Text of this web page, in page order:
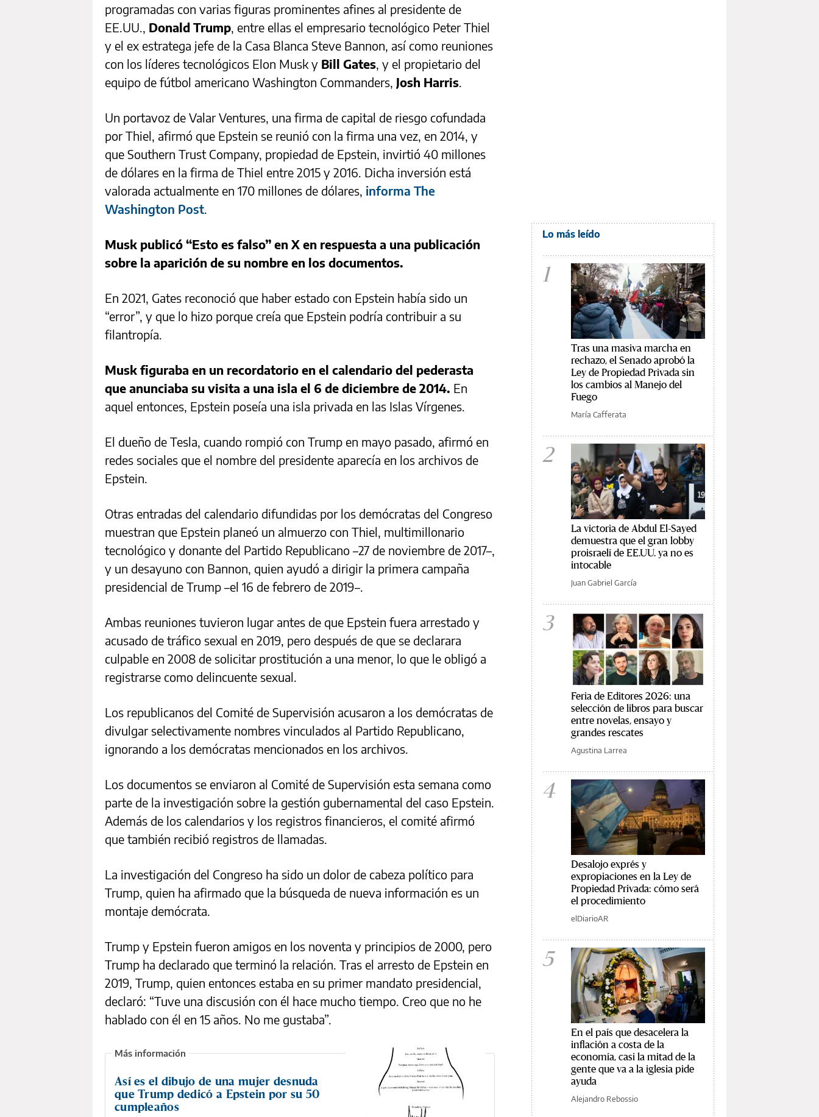
programadas con varias figuras prominentes afines al presidente de
EE.UU., Donald Trump, entre ellas el empresario tecnológico Peter Thiel
y el ex estratega jefe de la Casa Blanca Steve Bannon, así como reuniones
con los líderes tecnológicos Elon Musk y Bill Gates, y el propietario del
equipo de fútbol americano Washington Commanders, Josh Harris.
Un portavoz de Valar Ventures, una firma de capital de riesgo cofundada
por Thiel, afirmó que Epstein se reunió con la firma una vez, en 2014, y
que Southern Trust Company, propiedad de Epstein, invirtió 40 millones
de dólares en la firma de Thiel entre 2015 y 2016. Dicha inversión está
valorada actualmente en 170 millones de dólares, informa The
Washington Post.
Musk publicó “Esto es falso” en X en respuesta a una publicación
sobre la aparición de su nombre en los documentos.
En 2021, Gates reconoció que haber estado con Epstein había sido un
“error”, y que lo hizo porque creía que Epstein podría contribuir a su
filantropía.
Musk figuraba en un recordatorio en el calendario del pederasta
que anunciaba su visita a una isla el 6 de diciembre de 2014. En
aquel entonces, Epstein poseía una isla privada en las Islas Vírgenes.
El dueño de Tesla, cuando rompió con Trump en mayo pasado, afirmó en
redes sociales que el nombre del presidente aparecía en los archivos de
Epstein.
Otras entradas del calendario difundidas por los demócratas del Congreso
muestran que Epstein planeó un almuerzo con Thiel, multimillonario
tecnológico y donante del Partido Republicano –27 de noviembre de 2017–,
y un desayuno con Bannon, quien ayudó a dirigir la primera campaña
presidencial de Trump –el 16 de febrero de 2019–.
Ambas reuniones tuvieron lugar antes de que Epstein fuera arrestado y
acusado de tráfico sexual en 2019, pero después de que se declarara
culpable en 2008 de solicitar prostitución a una menor, lo que le obligó a
registrarse como delincuente sexual.
Los republicanos del Comité de Supervisión acusaron a los demócratas de
divulgar selectivamente nombres vinculados al Partido Republicano,
ignorando a los demócratas mencionados en los archivos.
Los documentos se enviaron al Comité de Supervisión esta semana como
parte de la investigación sobre la gestión gubernamental del caso Epstein.
Además de los calendarios y los registros financieros, el comité afirmó
que también recibió registros de llamadas.
La investigación del Congreso ha sido un dolor de cabeza político para
Trump, quien ha afirmado que la búsqueda de nueva información es un
montaje demócrata.
Trump y Epstein fueron amigos en los noventa y principios de 2000, pero
Trump ha declarado que terminó la relación. Tras el arresto de Epstein en
2019, Trump, quien entonces estaba en su primer mandato presidencial,
declaró: “Tuve una discusión con él hace mucho tiempo. Creo que no he
hablado con él en 15 años. No me gustaba”.
Así es el dibujo de una mujer desnuda
que Trump dedicó a Epstein por su 50
cumpleaños
Lo más leído
1
Tras una masiva marcha en
rechazo, el Senado aprobó la
Ley de Propiedad Privada sin
los cambios al Manejo del
Fuego
María Cafferata
2
La victoria de Abdul El-Sayed
demuestra que el gran lobby
proisraelí de EE.UU. ya no es
intocable
Juan Gabriel García
3
Feria de Editores 2026: una
selección de libros para buscar
entre novelas, ensayo y
grandes rescates
Agustina Larrea
4
Desalojo exprés y
expropiaciones en la Ley de
Propiedad Privada: cómo será
el procedimiento
elDiarioAR
5
En el país que desacelera la
inflación a costa de la
economía, casi la mitad de la
gente que va a la iglesia pide
ayuda
Alejandro Rebossio